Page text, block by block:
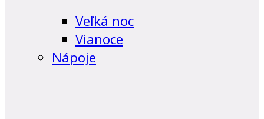
Veľká noc
Vianoce
Nápoje